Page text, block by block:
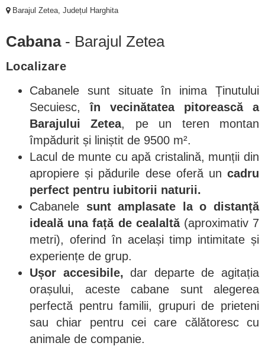
Barajul Zetea, Județul Harghita
Cabana - Barajul Zetea
Localizare
Cabanele sunt situate în inima Ținutului
Secuiesc,în vecinătatea pitorească a
Barajului Zetea, pe un teren montan
împădurit și liniștit de 9500 m².
Lacul de munte cu apă cristalină, munții din
apropiere și pădurile dese oferă un cadru
perfect pentru iubitorii naturii.
Cabanele sunt amplasate la o distanță
ideală una față de cealaltă(aproximativ 7
metri), oferind în același timp intimitate și
experiențe de grup.
Ușor accesibile, dar departe de agitația
orașului, aceste cabane sunt alegerea
perfectă pentru familii, grupuri de prieteni
sau chiar pentru cei care călătoresc cu
animale de companie.